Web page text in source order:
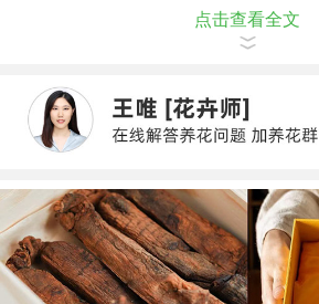
点击查看全文